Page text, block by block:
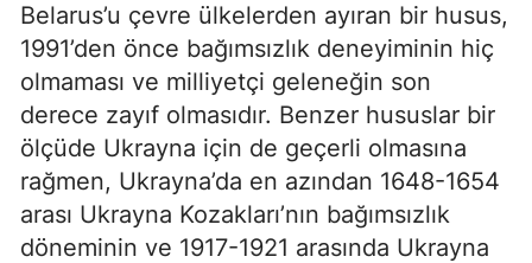
Belarus’u çevre ülkelerden ayıran bir husus,
1991’den önce bağımsızlık deneyiminin hiç
olmaması ve milliyetçi geleneğin son
derece zayıf olmasıdır. Benzer hususlar bir
ölçüde Ukrayna için de geçerli olmasına
rağmen, Ukrayna’da en azından 1648-1654
arası Ukrayna Kozakları’nın bağımsızlık
döneminin ve 1917-1921 arasında Ukrayna